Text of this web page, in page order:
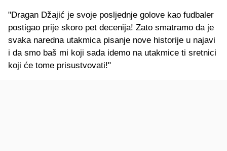
"Dragan Džajić je svoje posljednje golove kao fudbaler
postigao prije skoro pet decenija! Zato smatramo da je
svaka naredna utakmica pisanje nove historije u najavi
i da smo baš mi koji sada idemo na utakmice ti sretnici
koji će tome prisustvovati!"